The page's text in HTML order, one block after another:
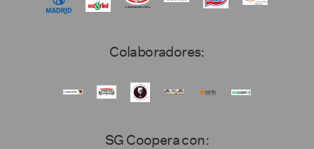
Colaboradores:
SG Coopera con: